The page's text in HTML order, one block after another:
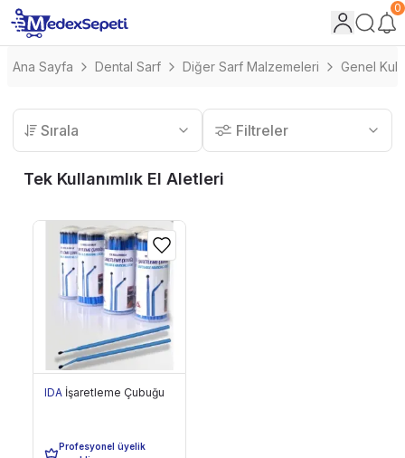
0
Ana Sayfa Dental Sarf Diğer Sarf Malzemeleri Genel
Sırala Filtreler
Tek Kullanımlık El Aletleri
IDA İşaretleme Çubuğu
Profesyonel üyelik